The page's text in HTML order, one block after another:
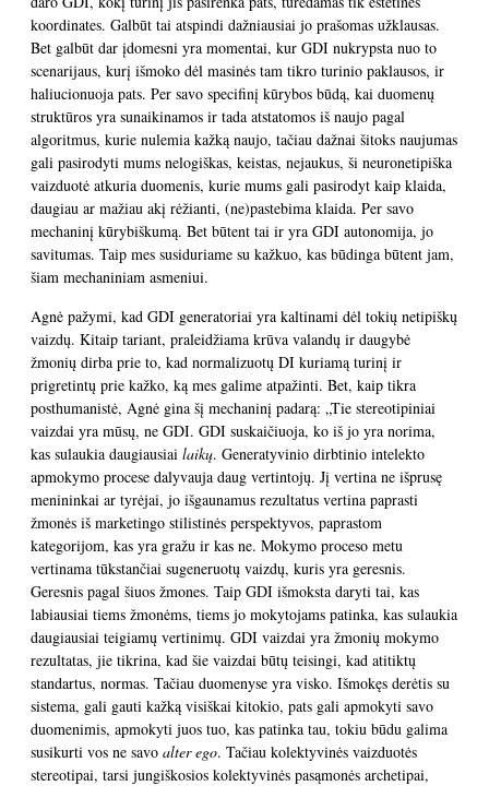
koordinates. Galbūt tai atspindi dažniausiai jo prašomas užklausas.
Bet galbūt dar įdomesni yra momentai, kur GDI nukrypsta nuo to
scenarijaus, kurį išmoko dėl masinės tam tikro turinio paklausos, ir
haliucionuoja pats. Per savo specifinį kūrybos būdą, kai duomenų
struktūros yra sunaikinamos ir tada atstatomos iš naujo pagal
algoritmus, kurie nulemia kažką naujo, tačiau dažnai šitoks naujumas
gali pasirodyti mums nelogiškas, keistas, nejaukus, ši neuronetipiška
vaizduotė atkuria duomenis, kurie mums gali pasirodyt kaip klaida,
daugiau ar mažiau akį rėžianti, (ne)pastebima klaida. Per savo
mechaninį kūrybiškumą. Bet būtent tai ir yra GDI autonomija, jo
savitumas. Taip mes susiduriame su kažkuo, kas būdinga būtent jam,
šiam mechaniniam asmeniui.
Agnė pažymi, kad GDI generatoriai yra kaltinami dėl tokių netipiškų
vaizdų. Kitaip tariant, praleidžiama krūva valandų ir daugybė
žmonių dirba prie to, kad normalizuotų DI kuriamą turinį ir
prigretintų prie kažko, ką mes galime atpažinti. Bet, kaip tikra
posthumanistė, Agnė gina šį mechaninį padarą: „Tie stereotipiniai
vaizdai yra mūsų, ne GDI. GDI suskaičiuoja, ko iš jo yra norima,
kas sulaukia daugiausiai laikų. Generatyvinio dirbtinio intelekto
apmokymo procese dalyvauja daug vertintojų. Jį vertina ne išprusę
menininkai ar tyrėjai, jo išgaunamus rezultatus vertina paprasti
žmonės iš marketingo stilistinės perspektyvos, paprastom
kategorijom, kas yra gražu ir kas ne. Mokymo proceso metu
vertinama tūkstančiai sugeneruotų vaizdų, kuris yra geresnis.
Geresnis pagal šiuos žmones. Taip GDI išmoksta daryti tai, kas
labiausiai tiems žmonėms, tiems jo mokytojams patinka, kas sulaukia
daugiausiai teigiamų vertinimų. GDI vaizdai yra žmonių mokymo
rezultatas, jie tikrina, kad šie vaizdai būtų teisingi, kad atitiktų
standartus, normas. Tačiau duomenyse yra visko. Išmokęs derėtis su
sistema, gali gauti kažką visiškai kitokio, pats gali apmokyti savo
duomenimis, apmokyti juos tuo, kas patinka tau, tokiu būdu galima
susikurti vos ne savo alter ego. Tačiau kolektyvinės vaizduotės
stereotipai, tarsi jungiškosios kolektyvinės pasąmonės archetipai,